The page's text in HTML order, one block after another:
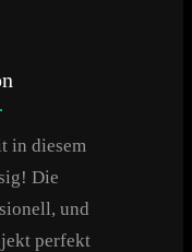
in diesem
Die
und
perfekt